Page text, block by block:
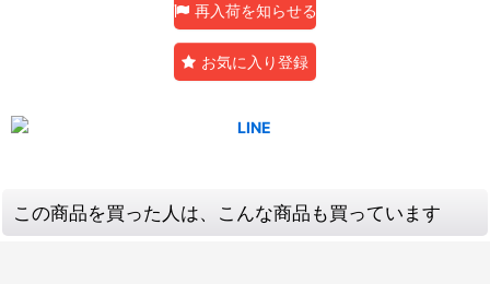
再入荷を知らせる
お気に入り登録
この商品を買った人は、こんな商品も買っています